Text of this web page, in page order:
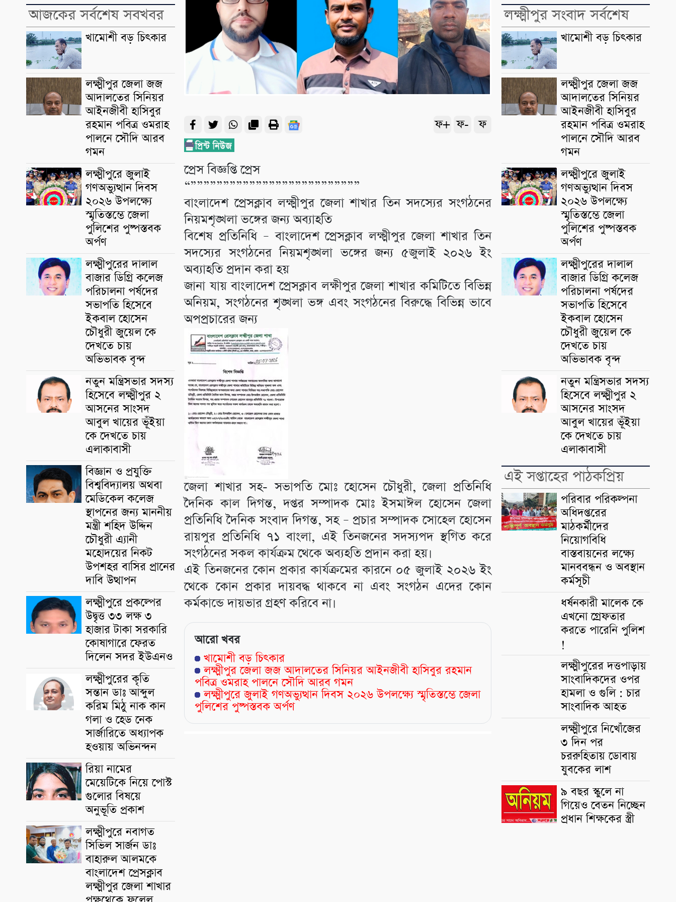
আজকের সর্বশেষ সবখবর
খামোশী বড় চিৎকার
লক্ষ্মীপুর জেলা জজ
আদালতের সিনিয়র
আইনজীবী হাসিবুর
রহমান পবিত্র ওমরাহ
পালনে সৌদি আরব
গমন
লক্ষ্মীপুরে জুলাই
গণঅভ্যুত্থান দিবস
২০২৬ উপলক্ষ্যে
স্মৃতিস্তম্ভে জেলা
পুলিশের পুষ্পস্তবক
অর্পণ
লক্ষ্মীপুরের দালাল
বাজার ডিগ্রি কলেজ
পরিচালনা পর্ষদের
সভাপতি হিসেবে
ইকবাল হোসেন
চৌধুরী জুয়েল কে
দেখতে চায়
অভিভাবক বৃন্দ
নতুন মন্ত্রিসভার সদস্য
হিসেবে লক্ষ্মীপুর ২
আসনের সাংসদ
আবুল খায়ের ভূঁইয়া
কে দেখতে চায়
এলাকাবাসী
বিজ্ঞান ও প্রযুক্তি
বিশ্ববিদ্যালয় অথবা
মেডিকেল কলেজ
স্থাপনের জন্য মাননীয়
মন্ত্রী শহিদ উদ্দিন
চৌধুরী এ্যানী
মহোদয়ের নিকট
উপশহর বাসির প্রানের
দাবি উত্থাপন
লক্ষ্মীপুরে প্রকল্পের
উদ্বৃত্ত ৩৩ লক্ষ ৩
হাজার টাকা সরকারি
কোষাগারে ফেরত
দিলেন সদর ইউএনও
লক্ষ্মীপুরের কৃতি
সন্তান ডাঃ আব্দুল
করিম মিঠু নাক কান
গলা ও হেড নেক
সার্জারিতে অধ্যাপক
হওয়ায় অভিনন্দন
রিয়া নামের
মেয়েটিকে নিয়ে পোস্ট
গুলোর বিষয়ে
অনুভূতি প্রকাশ
লক্ষ্মীপুরে নবাগত
সিভিল সার্জন ডাঃ
বাহারুল আলমকে
বাংলাদেশ প্রেসক্লাব
লক্ষ্মীপুর জেলা শাখার
ফ+ ফ- ফ
প্রেস বিজ্ঞপ্তি প্রেস
“””””””””””””””””””””””””””
বাংলাদেশ প্রেসক্লাব লক্ষ্মীপুর জেলা শাখার তিন সদস্যের সংগঠনের
নিয়মশৃঙ্খলা ভঙ্গের জন্য অব্যাহতি
বিশেষ প্রতিনিধি – বাংলাদেশ প্রেসক্লাব লক্ষ্মীপুর জেলা শাখার তিন
সদস্যের সংগঠনের নিয়মশৃঙ্খলা ভঙ্গের জন্য ৫জুলাই ২০২৬ ইং
অব্যাহতি প্রদান করা হয়
জানা যায় বাংলাদেশ প্রেসক্লাব লক্ষীপুর জেলা শাখার কমিটিতে বিভিন্ন
অনিয়ম, সংগঠনের শৃঙ্খলা ভঙ্গ এবং সংগঠনের বিরুদ্ধে বিভিন্ন ভাবে
অপপ্রচারের জন্য
জেলা শাখার সহ- সভাপতি মোঃ হোসেন চৌধুরী, জেলা প্রতিনিধি
দৈনিক কাল দিগন্ত, দপ্তর সম্পাদক মোঃ ইসমাঈল হোসেন জেলা
প্রতিনিধি দৈনিক সংবাদ দিগন্ত, সহ – প্রচার সম্পাদক সোহেল হোসেন
রায়পুর প্রতিনিধি ৭১ বাংলা, এই তিনজনের সদস্যপদ স্থগিত করে
সংগঠনের সকল কার্যক্রম থেকে অব্যহতি প্রদান করা হয়।
এই তিনজনের কোন প্রকার কার্যক্রমের কারনে ০৫ জুলাই ২০২৬ ইং
থেকে কোন প্রকার দায়বদ্ধ থাকবে না এবং সংগঠন এদের কোন
কর্মকান্ডে দায়ভার গ্রহণ করিবে না।
আরো খবর
খামোশী বড় চিৎকার
লক্ষ্মীপুর জেলা জজ আদালতের সিনিয়র আইনজীবী হাসিবুর রহমান
পবিত্র ওমরাহ পালনে সৌদি আরব গমন
লক্ষ্মীপুরে জুলাই গণঅভ্যুত্থান দিবস ২০২৬ উপলক্ষ্যে স্মৃতিস্তম্ভে জেলা
পুলিশের পুষ্পস্তবক অর্পণ
লক্ষ্মীপুর সংবাদ সর্বশেষ
খামোশী বড় চিৎকার
লক্ষ্মীপুর জেলা জজ
আদালতের সিনিয়র
আইনজীবী হাসিবুর
রহমান পবিত্র ওমরাহ
পালনে সৌদি আরব
গমন
লক্ষ্মীপুরে জুলাই
গণঅভ্যুত্থান দিবস
২০২৬ উপলক্ষ্যে
স্মৃতিস্তম্ভে জেলা
পুলিশের পুষ্পস্তবক
অর্পণ
লক্ষ্মীপুরের দালাল
বাজার ডিগ্রি কলেজ
পরিচালনা পর্ষদের
সভাপতি হিসেবে
ইকবাল হোসেন
চৌধুরী জুয়েল কে
দেখতে চায়
অভিভাবক বৃন্দ
নতুন মন্ত্রিসভার সদস্য
হিসেবে লক্ষ্মীপুর ২
আসনের সাংসদ
আবুল খায়ের ভূঁইয়া
কে দেখতে চায়
এলাকাবাসী
এই সপ্তাহের পাঠকপ্রিয়
পরিবার পরিকল্পনা
অধিদপ্তরের
মাঠকর্মীদের
নিয়োগবিধি
বাস্তবায়নের লক্ষ্যে
মানববন্ধন ও অবস্থান
কর্মসূচী
ধর্ষনকারী মালেক কে
এখনো গ্রেফতার
করতে পারেনি পুলিশ
!
লক্ষ্মীপুরের দত্তপাড়ায়
সাংবাদিকদের ওপর
হামলা ও গুলি : চার
সাংবাদিক আহত
লক্ষ্মীপুরে নিখোঁজের
৩ দিন পর
চররুহিতায় ডোবায়
যুবকের লাশ
৯ বছর স্কুলে না
গিয়েও বেতন নিচ্ছেন
প্রধান শিক্ষকের স্ত্রী